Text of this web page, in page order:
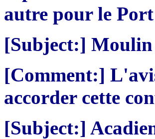
autre pour le
[Subject:] Moulin
[Comment:]
accorder cette
[Subject:]